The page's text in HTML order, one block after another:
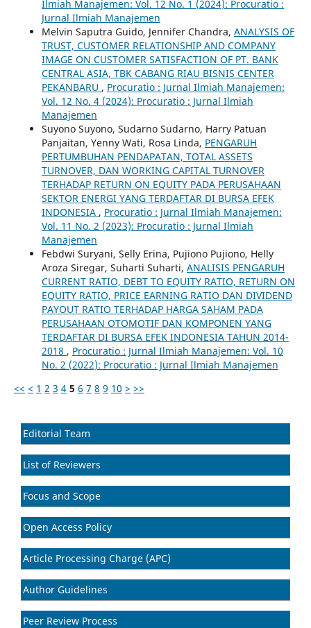
Ilmiah Manajemen: Vol. 12 No. 1 (2024): Procuratio :
Jurnal Ilmiah Manajemen
Melvin Saputra Guido, Jennifer Chandra, ANALYSIS OF
TRUST, CUSTOMER RELATIONSHIP AND COMPANY
IMAGE ON CUSTOMER SATISFACTION OF PT. BANK
CENTRAL ASIA, TBK CABANG RIAU BISNIS CENTER
PEKANBARU , Procuratio : Jurnal Ilmiah Manajemen:
Vol. 12 No. 4 (2024): Procuratio : Jurnal Ilmiah
Manajemen
Suyono Suyono, Sudarno Sudarno, Harry Patuan
Panjaitan, Yenny Wati, Rosa Linda, PENGARUH
PERTUMBUHAN PENDAPATAN, TOTAL ASSETS
TURNOVER, DAN WORKING CAPITAL TURNOVER
TERHADAP RETURN ON EQUITY PADA PERUSAHAAN
SEKTOR ENERGI YANG TERDAFTAR DI BURSA EFEK
INDONESIA , Procuratio : Jurnal Ilmiah Manajemen:
Vol. 11 No. 2 (2023): Procuratio : Jurnal Ilmiah
Manajemen
Febdwi Suryani, Selly Erina, Pujiono Pujiono, Helly
Aroza Siregar, Suharti Suharti, ANALISIS PENGARUH
CURRENT RATIO, DEBT TO EQUITY RATIO, RETURN ON
EQUITY RATIO, PRICE EARNING RATIO DAN DIVIDEND
PAYOUT RATIO TERHADAP HARGA SAHAM PADA
PERUSAHAAN OTOMOTIF DAN KOMPONEN YANG
TERDAFTAR DI BURSA EFEK INDONESIA TAHUN 2014-
2018 , Procuratio : Jurnal Ilmiah Manajemen: Vol. 10
No. 2 (2022): Procuratio : Jurnal Ilmiah Manajemen
<< < 1 2 3 4 5 6 7 8 9 10 > >>
Editorial Team
List of Reviewers
Focus and Scope
Open Access Policy
Article Processing Charge (APC)
Author Guidelines
Peer Review Process